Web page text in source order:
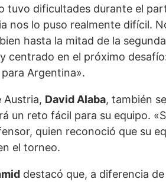
tuvo dificultades durante el
nos lo puso realmente difícil.
hasta la mitad de la
centrado en el próximo
Argentina».
Austria, David Alaba, también
un reto fácil para su equipo.
quien reconoció que su
el torneo.
destacó que, a diferencia